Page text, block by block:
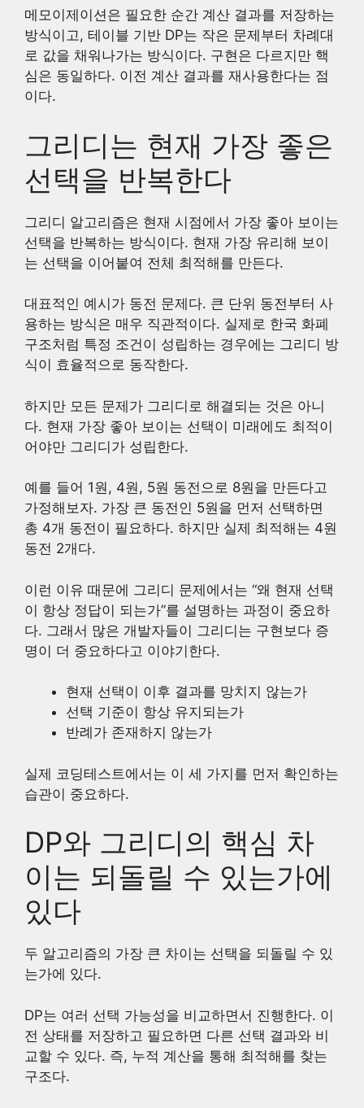
메모이제이션은 필요한 순간 계산 결과를 저장하는
방식이고, 테이블 기반 DP는 작은 문제부터 차례대
로 값을 채워나가는 방식이다. 구현은 다르지만 핵
심은 동일하다. 이전 계산 결과를 재사용한다는 점
이다.
그리디는 현재 가장 좋은
선택을 반복한다
그리디 알고리즘은 현재 시점에서 가장 좋아 보이는
선택을 반복하는 방식이다. 현재 가장 유리해 보이
는 선택을 이어붙여 전체 최적해를 만든다.
대표적인 예시가 동전 문제다. 큰 단위 동전부터 사
용하는 방식은 매우 직관적이다. 실제로 한국 화폐
구조처럼 특정 조건이 성립하는 경우에는 그리디 방
식이 효율적으로 동작한다.
하지만 모든 문제가 그리디로 해결되는 것은 아니
다. 현재 가장 좋아 보이는 선택이 미래에도 최적이
어야만 그리디가 성립한다.
예를 들어 1원, 4원, 5원 동전으로 8원을 만든다고
가정해보자. 가장 큰 동전인 5원을 먼저 선택하면
총 4개 동전이 필요하다. 하지만 실제 최적해는 4원
동전 2개다.
이런 이유 때문에 그리디 문제에서는 “왜 현재 선택
이 항상 정답이 되는가”를 설명하는 과정이 중요하
다. 그래서 많은 개발자들이 그리디는 구현보다 증
명이 더 중요하다고 이야기한다.
현재 선택이 이후 결과를 망치지 않는가
선택 기준이 항상 유지되는가
반례가 존재하지 않는가
실제 코딩테스트에서는 이 세 가지를 먼저 확인하는
습관이 중요하다.
DP와 그리디의 핵심 차
이는 되돌릴 수 있는가에
있다
두 알고리즘의 가장 큰 차이는 선택을 되돌릴 수 있
는가에 있다.
DP는 여러 선택 가능성을 비교하면서 진행한다. 이
전 상태를 저장하고 필요하면 다른 선택 결과와 비
교할 수 있다. 즉, 누적 계산을 통해 최적해를 찾는
구조다.